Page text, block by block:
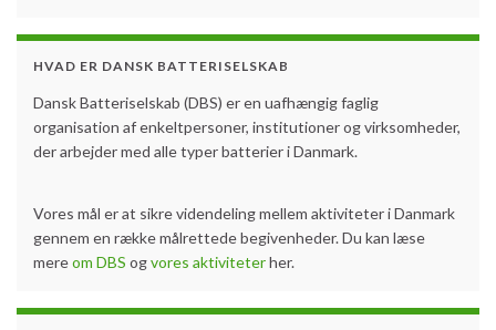
HVAD ER DANSK BATTERISELSKAB
Dansk Batteriselskab (DBS) er en uafhængig faglig
organisation af enkeltpersoner, institutioner og virksomheder,
der arbejder med alle typer batterier i Danmark.
Vores mål er at sikre videndeling mellem aktiviteter i Danmark
gennem en række målrettede begivenheder. Du kan læse
mereom DBS ogvores aktiviteterher.